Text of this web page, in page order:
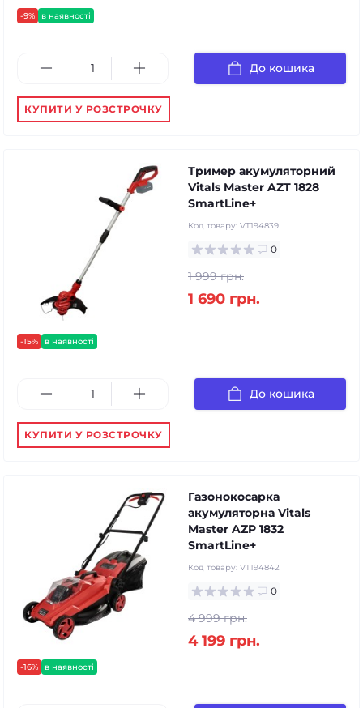
-9% в наявності
До кошика
КУПИТИ У РОЗСТРОЧКУ
-15% в наявності
Тример акумуляторний
Vitals Master AZT 1828
SmartLine+
Код товару: VT194839
0
1 999 грн.
1 690 грн.
До кошика
КУПИТИ У РОЗСТРОЧКУ
-16% в наявності
Газонокосарка
акумуляторна Vitals
Master AZP 1832
SmartLine+
Код товару: VT194842
0
4 999 грн.
4 199 грн.